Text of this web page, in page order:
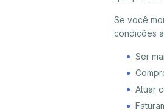
Se você
condições
Ser
Atuar